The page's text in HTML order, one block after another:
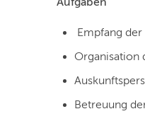
Empfang
Organisation
Betreuung